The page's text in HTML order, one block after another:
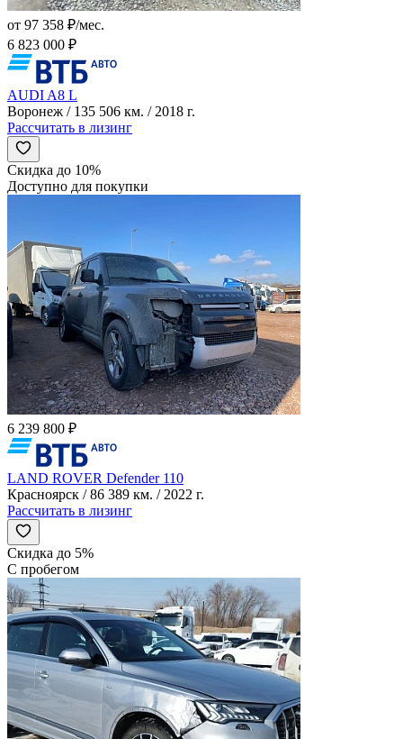
от 97 358 ₽/мес.
6 823 000 ₽
AUDI A8 L
Воронеж / 135 506 км. / 2018 г.
Рассчитать в лизинг
Скидка до 10%
Доступно для покупки
6 239 800 ₽
LAND ROVER Defender 110
Красноярск / 86 389 км. / 2022 г.
Рассчитать в лизинг
Скидка до 5%
С пробегом